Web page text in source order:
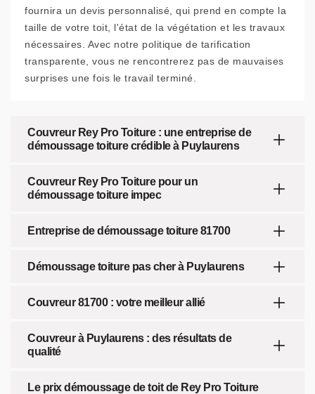
fournira un devis personnalisé, qui prend en compte la
taille de votre toit, l'état de la végétation et les travaux
nécessaires. Avec notre politique de tarification
transparente, vous ne rencontrerez pas de mauvaises
surprises une fois le travail terminé.
Couvreur Rey Pro Toiture : une entreprise de
démoussage toiture crédible à Puylaurens
Couvreur Rey Pro Toiture pour un
démoussage toiture impec
Entreprise de démoussage toiture 81700
Démoussage toiture pas cher à Puylaurens
Couvreur 81700 : votre meilleur allié
Couvreur à Puylaurens : des résultats de
qualité
Le prix démoussage de toit de Rey Pro Toiture